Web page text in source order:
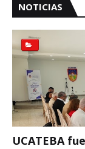
NOTICIAS
UCATEBA